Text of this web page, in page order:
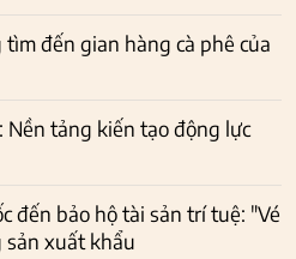
đến gian hàng cà phê của
Nền tảng kiến tạo động lực
đến bảo hộ tài sản trí tuệ: "Vé
xuất khẩu